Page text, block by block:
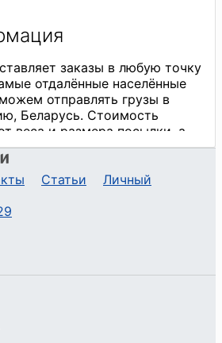
Статьи
Личный